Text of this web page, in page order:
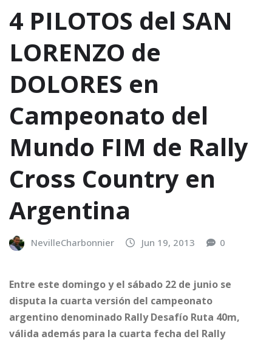
4 PILOTOS del SAN
LORENZO de
DOLORES en
Campeonato del
Mundo FIM de Rally
Cross Country en
Argentina
NevilleCharbonnier Jun 19, 2013 0
Entre este domingo y el sábado 22 de junio se
disputa la cuarta versión del campeonato
argentino denominado Rally Desafío Ruta 40m,
válida además para la cuarta fecha del Rally